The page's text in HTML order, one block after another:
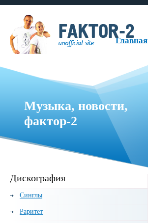
Главная
Музыка, новости,
фактор-2
группа, образованная в 1999 году.
Дискография
Синглы
Раритет